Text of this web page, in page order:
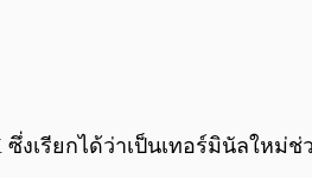
งเรียกได้ว่าเป็นเทอร์มินัลใหม่